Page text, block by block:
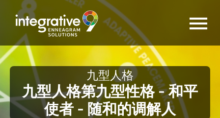
九型人格
九型人格第九型性格 - 和平
使者 - 随和的调解人